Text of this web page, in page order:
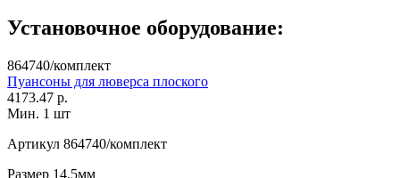
Установочное оборудование:
864740/комплект
Пуансоны для люверса плоского
4173.47 р.
Мин. 1 шт
Артикул 864740/комплект
Размер 14,5мм